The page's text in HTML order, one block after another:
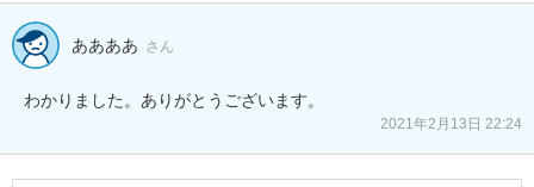
ああああ さん
わかりました。ありがとうございます。
2021年2月13日 22:24